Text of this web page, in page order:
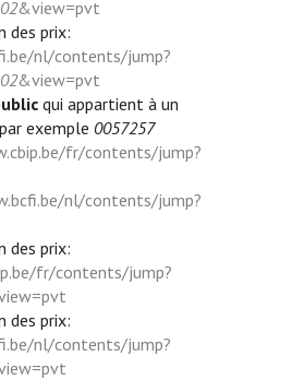
&view=pvt
des prix:
nl/contents/jump?
&view=pvt
qui appartient à un
exemple 0057257
fr/contents/jump?
nl/contents/jump?
des prix:
fr/contents/jump?
des prix:
nl/contents/jump?